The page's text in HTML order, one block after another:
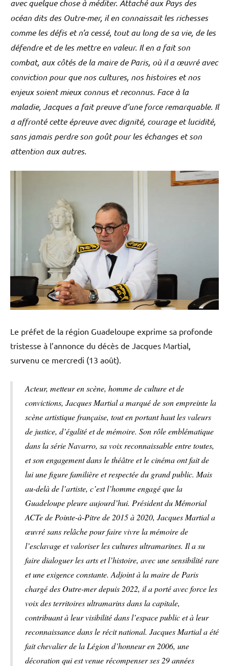
avec quelque chose à méditer. Attaché aux Pays des
océan dits des Outre-mer, il en connaissait les richesses
comme les défis et n’a cessé, tout au long de sa vie, de les
défendre et de les mettre en valeur. Il en a fait son
combat, aux côtés de la maire de Paris, où il a œuvré avec
conviction pour que nos cultures, nos histoires et nos
enjeux soient mieux connus et reconnus. Face à la
maladie, Jacques a fait preuve d’une force remarquable. Il
a affronté cette épreuve avec dignité, courage et lucidité,
sans jamais perdre son goût pour les échanges et son
attention aux autres.
Le préfet de la région Guadeloupe exprime sa profonde
tristesse à l’annonce du décès de Jacques Martial,
survenu ce mercredi (13 août).
Acteur, metteur en scène, homme de culture et de
convictions, Jacques Martial a marqué de son empreinte la
scène artistique française, tout en portant haut les valeurs
de justice, d’égalité et de mémoire. Son rôle emblématique
dans la série Navarro, sa voix reconnaissable entre toutes,
et son engagement dans le théâtre et le cinéma ont fait de
lui une figure familière et respectée du grand public. Mais
au-delà de l’artiste, c’est l’homme engagé que la
Guadeloupe pleure aujourd’hui. Président du Mémorial
ACTe de Pointe-à-Pitre de 2015 à 2020, Jacques Martial a
œuvré sans relâche pour faire vivre la mémoire de
l’esclavage et valoriser les cultures ultramarines. Il a su
faire dialoguer les arts et l’histoire, avec une sensibilité rare
et une exigence constante. Adjoint à la maire de Paris
chargé des Outre-mer depuis 2022, il a porté avec force les
voix des territoires ultramarins dans la capitale,
contribuant à leur visibilité dans l’espace public et à leur
reconnaissance dans le récit national. Jacques Martial a été
fait chevalier de la Légion d’honneur en 2006, une
décoration qui est venue récompenser ses 29 années